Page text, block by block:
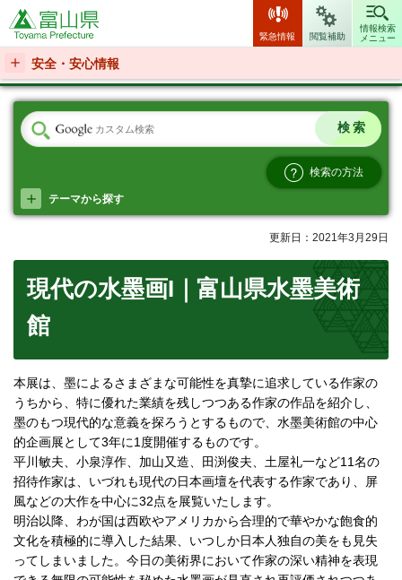
富山県
緊急情報 閲覧補助
情報検索
メニュー
安全・安心情報
検索の方法
テーマから探す
更新日：2021年3月29日
現代の水墨画I｜富山県水墨美術
館
本展は、墨によるさまざまな可能性を真摯に追求している作家の
うちから、特に優れた業績を残しつつある作家の作品を紹介し、
墨のもつ現代的な意義を探ろうとするもので、水墨美術館の中心
的企画展として3年に1度開催するものです。
平川敏夫、小泉淳作、加山又造、田渕俊夫、土屋礼一など11名の
招待作家は、いづれも現代の日本画壇を代表する作家であり、屏
風などの大作を中心に32点を展覧いたします。
明治以降、わが国は西欧やアメリカから合理的で華やかな飽食的
文化を積極的に導入した結果、いつしか日本人独自の美をも見失
ってしまいました。今日の美術界において作家の深い精神を表現